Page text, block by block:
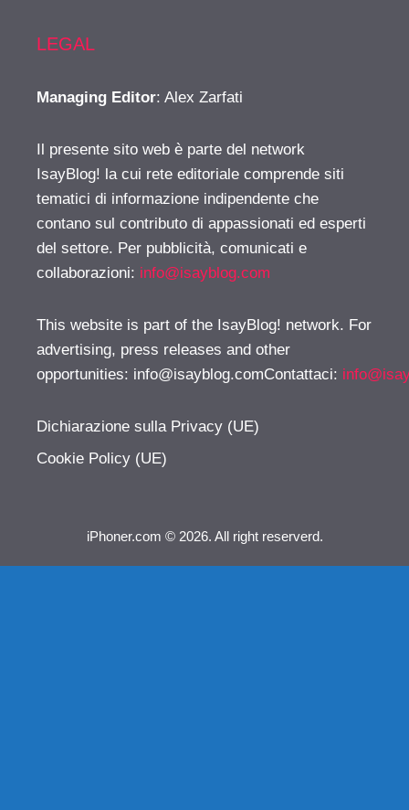
LEGAL
Managing Editor: Alex Zarfati
Il presente sito web è parte del network
IsayBlog! la cui rete editoriale comprende siti
tematici di informazione indipendente che
contano sul contributo di appassionati ed esperti
del settore. Per pubblicità, comunicati e
collaborazioni: info@isayblog.com
This website is part of the IsayBlog! network. For
advertising, press releases and other
opportunities: info@isayblog.comContattaci:
Dichiarazione sulla Privacy (UE)
Cookie Policy (UE)
iPhoner.com © 2026. All right reserverd.